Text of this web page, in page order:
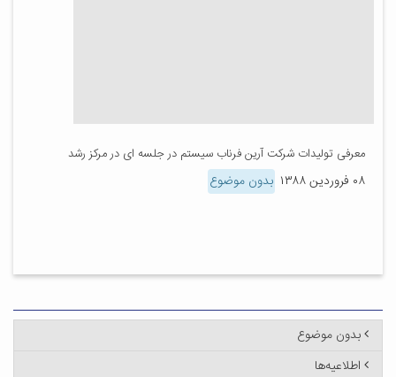
معرفی تولیدات شرکت آرین فرناب سیستم در جلسه ای در مرکز رشد
۰۸ فروردین ۱۳۸۸ بدون موضوع
بدون موضوع
اطلاعیه‌ها